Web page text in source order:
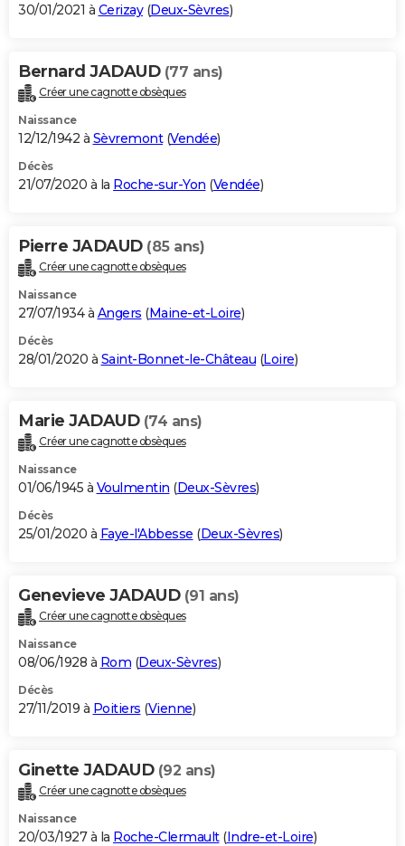
30/01/2021 à Cerizay(Deux-Sèvres)
Bernard JADAUD (77 ans)
Créer une cagnotte obsèques
Naissance
12/12/1942 à Sèvremont(Vendée)
Décès
21/07/2020 à la Roche-sur-Yon (Vendée)
Pierre JADAUD (85 ans)
Créer une cagnotte obsèques
Naissance
27/07/1934 à Angers (Maine-et-Loire)
Décès
28/01/2020 à Saint-Bonnet-le-Château (Loire)
Marie JADAUD (74 ans)
Créer une cagnotte obsèques
Naissance
01/06/1945 à Voulmentin (Deux-Sèvres)
Décès
25/01/2020 à Faye-l'Abbesse (Deux-Sèvres)
Genevieve JADAUD (91 ans)
Créer une cagnotte obsèques
Naissance
08/06/1928 à Rom (Deux-Sèvres)
Décès
27/11/2019 à Poitiers (Vienne)
Ginette JADAUD (92 ans)
Créer une cagnotte obsèques
Naissance
20/03/1927 à la Roche-Clermault(Indre-et-Loire)